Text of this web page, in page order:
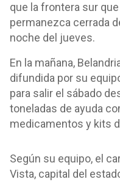
que la frontera sur
permanezca cerrada
noche del jueves.
En la mañana,
difundida por su
para salir el sábado
toneladas de ayuda
medicamentos y kits
Según su equipo, el
Vista, capital del